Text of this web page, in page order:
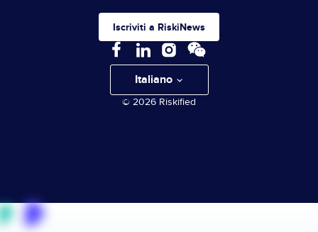
Iscriviti a RiskiNews
© 2026 Riskified
Italiano